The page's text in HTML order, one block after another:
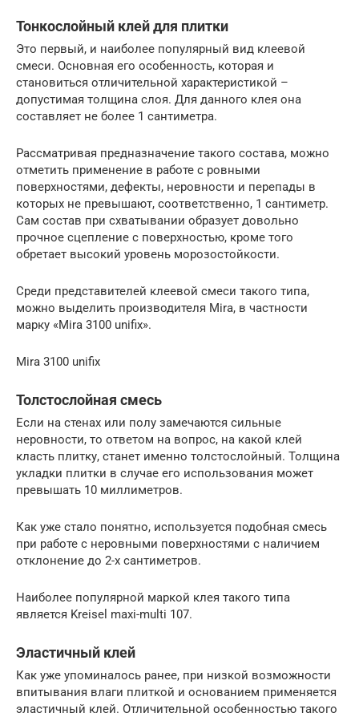
Тонкослойный клей для плитки
Это первый, и наиболее популярный вид клеевой
смеси. Основная его особенность, которая и
становиться отличительной характеристикой –
допустимая толщина слоя. Для данного клея она
составляет не более 1 сантиметра.
Рассматривая предназначение такого состава, можно
отметить применение в работе с ровными
поверхностями, дефекты, неровности и перепады в
которых не превышают, соответственно, 1 сантиметр.
Сам состав при схватывании образует довольно
прочное сцепление с поверхностью, кроме того
обретает высокий уровень морозостойкости.
Среди представителей клеевой смеси такого типа,
можно выделить производителя Mira, в частности
марку «Mira 3100 unifix».
Mira 3100 unifix
Толстослойная смесь
Если на стенах или полу замечаются сильные
неровности, то ответом на вопрос, на какой клей
класть плитку, станет именно толстослойный. Толщина
укладки плитки в случае его использования может
превышать 10 миллиметров.
Как уже стало понятно, используется подобная смесь
при работе с неровными поверхностями с наличием
отклонение до 2-х сантиметров.
Наиболее популярной маркой клея такого типа
является Kreisel maxi-multi 107.
Эластичный клей
Как уже упоминалось ранее, при низкой возможности
впитывания влаги плиткой и основанием применяется
эластичный клей. Отличительной особенностью такого